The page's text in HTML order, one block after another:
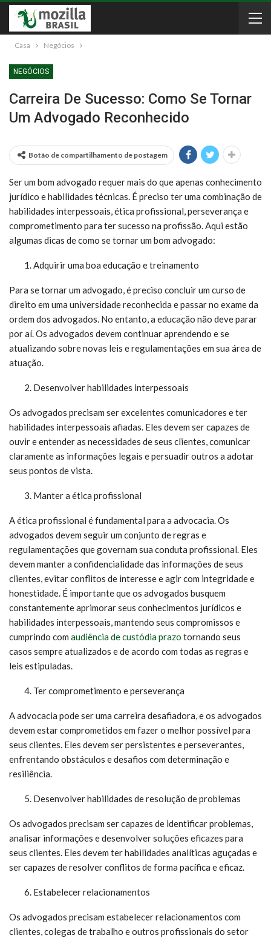
Casa Negócios
NEGÓCIOS
Carreira De Sucesso: Como Se Tornar
Um Advogado Reconhecido
Botão de compartilhamento de postagem
Ser um bom advogado requer mais do que apenas conhecimento
jurídico e habilidades técnicas. É preciso ter uma combinação de
habilidades interpessoais, ética profissional, perseverança e
comprometimento para ter sucesso na profissão. Aqui estão
algumas dicas de como se tornar um bom advogado:
Adquirir uma boa educação e treinamento
Para se tornar um advogado, é preciso concluir um curso de
direito em uma universidade reconhecida e passar no exame da
ordem dos advogados. No entanto, a educação não deve parar
por aí. Os advogados devem continuar aprendendo e se
atualizando sobre novas leis e regulamentações em sua área de
atuação.
Desenvolver habilidades interpessoais
Os advogados precisam ser excelentes comunicadores e ter
habilidades interpessoais afiadas. Eles devem ser capazes de
ouvir e entender as necessidades de seus clientes, comunicar
claramente as informações legais e persuadir outros a adotar
seus pontos de vista.
Manter a ética profissional
A ética profissional é fundamental para a advocacia. Os
advogados devem seguir um conjunto de regras e
regulamentações que governam sua conduta profissional. Eles
devem manter a confidencialidade das informações de seus
clientes, evitar conflitos de interesse e agir com integridade e
honestidade. É importante que os advogados busquem
constantemente aprimorar seus conhecimentos jurídicos e
habilidades interpessoais, mantendo seus compromissos e
cumprindo com audiência de custódia prazo tornando seus
casos sempre atualizados e de acordo com todas as regras e
leis estipuladas.
Ter comprometimento e perseverança
A advocacia pode ser uma carreira desafiadora, e os advogados
devem estar comprometidos em fazer o melhor possível para
seus clientes. Eles devem ser persistentes e perseverantes,
enfrentando obstáculos e desafios com determinação e
resiliência.
Desenvolver habilidades de resolução de problemas
Os advogados precisam ser capazes de identificar problemas,
analisar informações e desenvolver soluções eficazes para
seus clientes. Eles devem ter habilidades analíticas aguçadas e
ser capazes de resolver conflitos de forma pacífica e eficaz.
Estabelecer relacionamentos
Os advogados precisam estabelecer relacionamentos com
clientes, colegas de trabalho e outros profissionais do setor